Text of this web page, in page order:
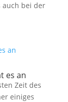
auch bei der
es an
Zeit des
einiges